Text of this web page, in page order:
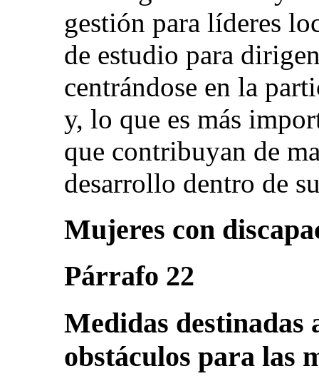
gestión para líderes
de estudio para
centrándose en la
y, lo que es más
que contribuyan de
desarrollo dentro de
Mujeres con
Párrafo 22
Medidas destinadas
obstáculos para las